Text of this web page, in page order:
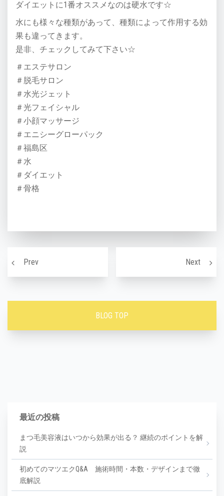
ダイエットに1番オススメなのは硬水です☆
水にも様々な種類があって、種類によって作用する効
果も違ってきます。
是非、チェックしてみて下さい☆
＃エステサロン
＃脱毛サロン
＃水光ジェット
＃光フェイシャル
＃小顔マッサージ
＃エニシーグローパック
＃福島区
＃水
＃ダイエット
＃骨格
Prev
オススメ顔脱毛！VIO脱毛！ Next治り
BLOG TOP
最近の投稿
まつ毛美容液はいつから効果が出る？ 継続のポイントを解
説
初めてのマツエクQ&A 施術時間・本数・デザインまで徹
底解説